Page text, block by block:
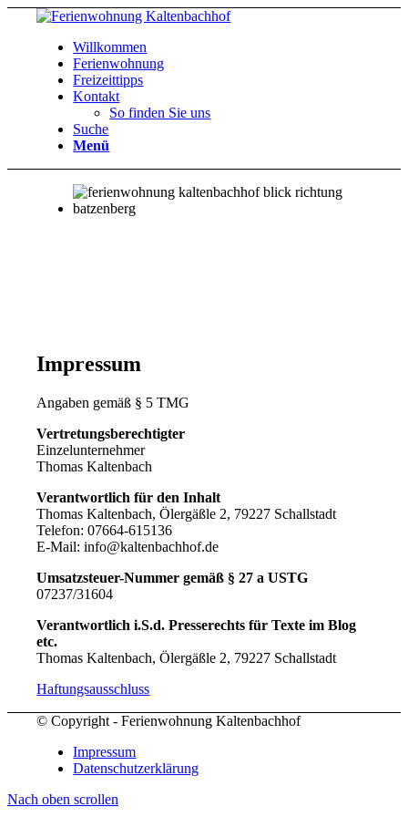
Willkommen
Ferienwohnung
Freizeittipps
Kontakt
So finden Sie uns
Suche
Menü
Impressum
Angaben gemäß § 5 TMG
Vertretungsberechtigter
Einzelunternehmer
Thomas Kaltenbach
Verantwortlich für den Inhalt
Thomas Kaltenbach, Ölergäßle 2, 79227 Schallstadt
Telefon: 07664-615136
E-Mail: info@kaltenbachhof.de
Umsatzsteuer-Nummer gemäß § 27 a USTG
07237/31604
Verantwortlich i.S.d. Presserechts für Texte im Blog
etc.
Thomas Kaltenbach, Ölergäßle 2, 79227 Schallstadt
Haftungsausschluss
© Copyright - Ferienwohnung Kaltenbachhof
Impressum
Datenschutzerklärung
Nach oben scrollen